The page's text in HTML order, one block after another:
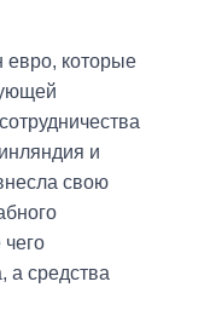
евро, которые
и
свою
а средства